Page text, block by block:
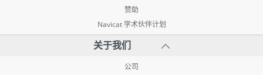
赞助
Navicat 学术伙伴计划
关于我们
公司